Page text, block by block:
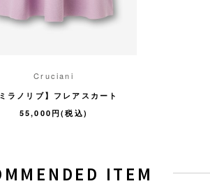
Cruciani
ミラノリブ】フレアスカート
55,000円(税込)
ITEM